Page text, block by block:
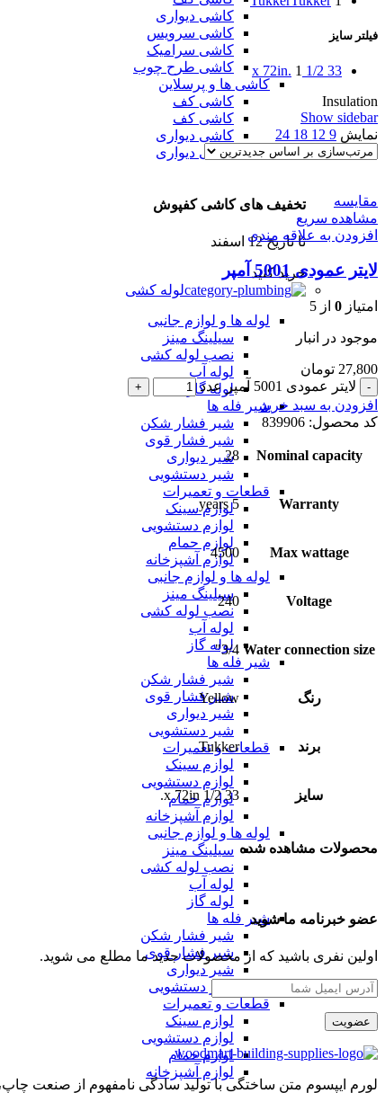
کاشی دیواری
کاشی سرویس
کاشی سرامیک
کاشی طرح چوب
کاشی ها و پرسلاین
کاشی کف
کاشی کف
کاشی دیواری
کاشی دیواری
تخفیف های کاشی کفپوش
تا تاریخ 12 اسفند
خرید کنید
لوله کشی
لوله ها و لوازم جانبی
سیلینگ مینز
نصب لوله کشی
لوله آب
لوله گاز
شیر فله ها
شیر فشار شکن
شیر فشار قوی
شیر دیواری
شیر دستشویی
قطعات و تعمیرات
لوازم سینک
لوازم دستشویی
لوازم حمام
لوازم آشپزخانه
لوله ها و لوازم جانبی
سیلینگ مینز
نصب لوله کشی
لوله آب
لوله گاز
شیر فله ها
شیر فشار شکن
شیر فشار قوی
شیر دیواری
شیر دستشویی
قطعات و تعمیرات
لوازم سینک
لوازم دستشویی
لوازم حمام
لوازم آشپزخانه
لوله ها و لوازم جانبی
سیلینگ مینز
نصب لوله کشی
لوله آب
لوله گاز
شیر فله ها
شیر فشار شکن
شیر فشار قوی
شیر دیواری
شیر دستشویی
قطعات و تعمیرات
لوازم سینک
لوازم دستشویی
لوازم حمام
لوازم آشپزخانه
فیلتر سایز
33 1/2 x 72in.
1
Insulation
Show sidebar
نمایش 9
12
18
24
مقایسه
مشاهده سریع
افزودن به علاقه مندی
لایتر عمودی 5001 آمپر
امتیاز 0 از 5
موجود در انبار
27,800 تومان
لایتر عمودی 5001 آمپر عدد
افزودن به سبد خرید
کد محصول: 839906
Nominal capacity
28
Warranty
5 years
Max wattage
4500
Voltage
240
Water connection size
3/4"
رنگ Yellow
برند Tukker
سایز 33 1/2 x 72in.
محصولات مشاهده شده
عضو خبرنامه ما شوید
اولین نفری باشید که از محصولات جدید ما مطلع می شوید.
لورم ایپسوم متن ساختگی با تولید سادگی نامفهوم از صنعت